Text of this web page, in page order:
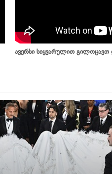
ავერსი სიყვარულით